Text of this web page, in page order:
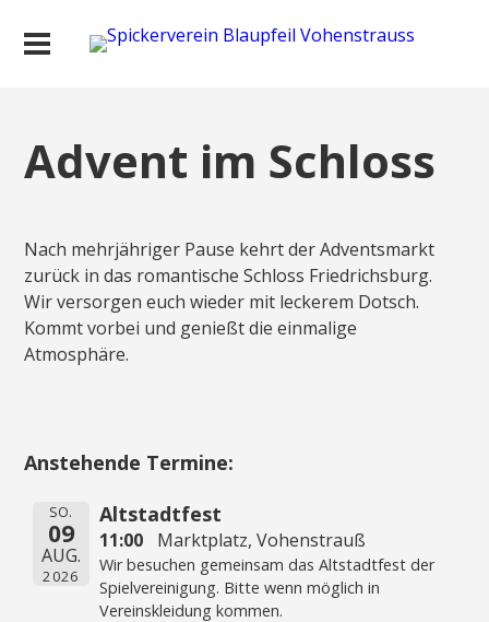
Advent im Schloss
Nach mehrjähriger Pause kehrt der Adventsmarkt
zurück in das romantische Schloss Friedrichsburg.
Wir versorgen euch wieder mit leckerem Dotsch.
Kommt vorbei und genießt die einmalige
Atmosphäre.
Anstehende Termine:
SO.
09
AUG.
2026
Altstadtfest
11:00 Marktplatz, Vohenstrauß
Wir besuchen gemeinsam das Altstadtfest der
Spielvereinigung. Bitte wenn möglich in
Vereinskleidung kommen.